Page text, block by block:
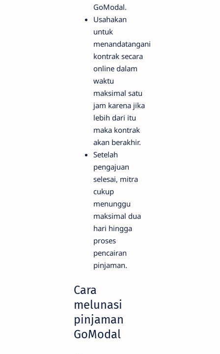
GoModal.
Usahakan
untuk
menandatangani
kontrak secara
online dalam
waktu
maksimal satu
jam karena jika
lebih dari itu
maka kontrak
akan berakhir.
Setelah
pengajuan
selesai, mitra
cukup
menunggu
maksimal dua
hari hingga
proses
pencairan
pinjaman.
Cara
melunasi
pinjaman
GoModal